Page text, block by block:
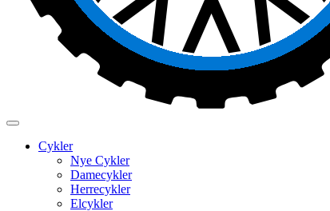
Cykler
Nye Cykler
Damecykler
Herrecykler
Elcykler